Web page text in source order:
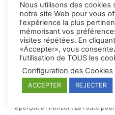
Le Belvédère de Toatea
Situé à quelques minutes de la
Toateaest l’un des points de
l’île. En arrivant, on découvre
embrasse à la fois la plage de
aperçoit à l’horizon. La route
Nous utilisons des cookies
notre site Web pour vous
l'expérience la plus
mémorisant vos
visites répétées. En
«Accepter», vous
l'utilisation de TOUS les
Configuration des Cookies
ACCEPTER REJECTER